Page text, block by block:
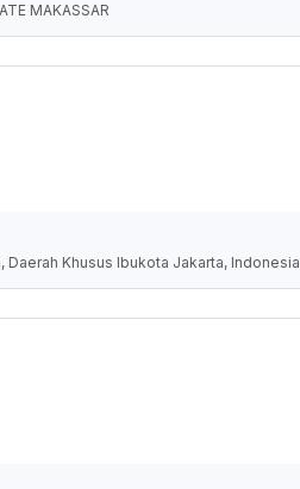
MAKASSAR
Khusus Ibukota Jakarta, Indonesia